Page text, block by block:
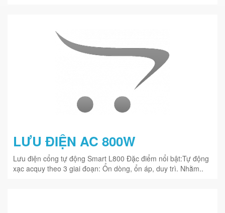
LƯU ĐIỆN AC 800W
Lưu điện cổng tự động Smart L800 Đặc điểm nổi bật:Tự động
xạc acquy theo 3 giai đoạn: Ổn dòng, ổn áp, duy trì. Nhằm..